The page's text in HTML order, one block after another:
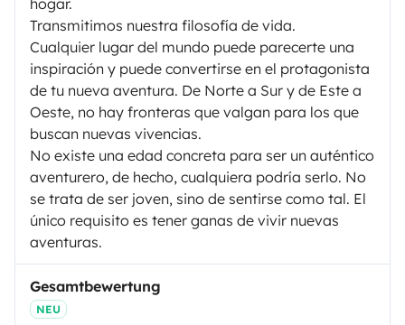
Transmitimos nuestra filosofía de vida.
Cualquier lugar del mundo puede parecerte una
inspiración y puede convertirse en el protagonista
de tu nueva aventura. De Norte a Sur y de Este a
Oeste, no hay fronteras que valgan para los que
buscan nuevas vivencias.
No existe una edad concreta para ser un auténtico
aventurero, de hecho, cualquiera podría serlo. No
se trata de ser joven, sino de sentirse como tal. El
único requisito es tener ganas de vivir nuevas
aventuras.
Gesamtbewertung
NEU